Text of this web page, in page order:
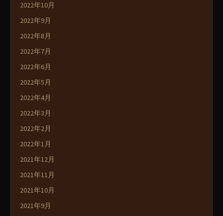
2022年10月
2022年9月
2022年8月
2022年7月
2022年6月
2022年5月
2022年4月
2022年3月
2022年2月
2022年1月
2021年12月
2021年11月
2021年10月
2021年9月